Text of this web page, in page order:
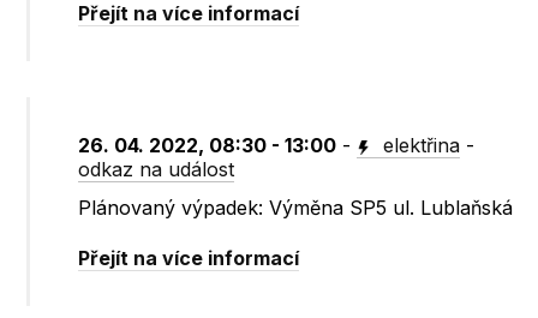
Přejít na více informací
26. 04. 2022, 08:30 - 13:00 - elektřina -
odkaz na událost
Plánovaný výpadek: Výměna SP5 ul. Lublaňská
Přejít na více informací